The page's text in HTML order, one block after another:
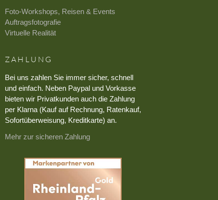
Foto-Workshops, Reisen & Events
Auftragsfotografie
Virtuelle Realität
ZAHLUNG
Bei uns zahlen Sie immer sicher, schnell
und einfach. Neben Paypal und Vorkasse
bieten wir Privatkunden auch die Zahlung
per Klarna (Kauf auf Rechnung, Ratenkauf,
Sofortüberweisung, Kreditkarte) an.
Mehr zur sicheren Zahlung